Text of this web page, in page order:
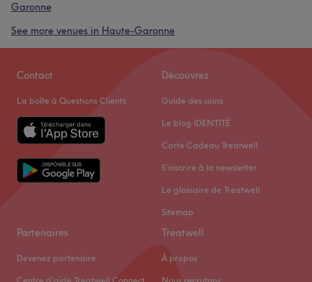
Garonne
See more venues in Haute-Garonne
Contact
La boîte à Questions Clients
Découvrez
Guide des soins
Le blog IDENTITÉ
Carte Cadeau Treatwell
S'inscrire à la newsletter
Le glossaire de Treatwell
Sitemap
Partenaires
Devenez partenaire
Treatwell
À propos